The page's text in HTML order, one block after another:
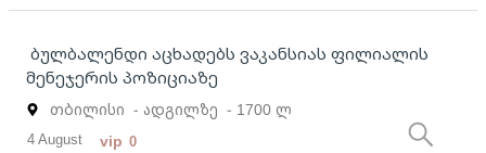
ბულბალენდი აცხადებს ვაკანსიას ფილიალის
მენეჯერის პოზიციაზე
თბილისი - ადგილზე - 1700 ლ
4 August vip 0